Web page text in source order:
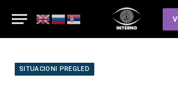
SITUACIONI PREGLED